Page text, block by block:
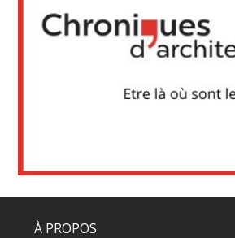
À PROPOS